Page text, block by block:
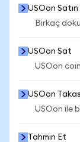
USOon Satın
Birkaç
USOon Sat
USOon
USOon
USOon ile
Tahmin Et